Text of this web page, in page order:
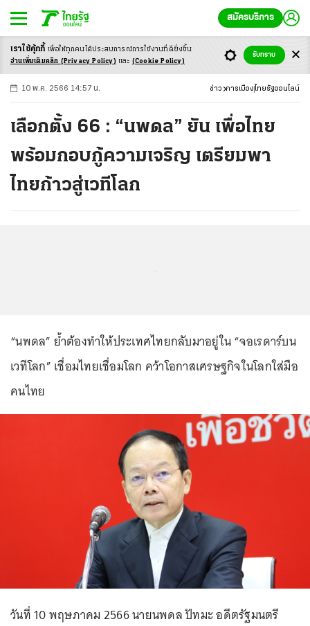
สมัครบริการ
-ก ก ก+
10 พ.ค. 2566 14:57 น. ข่าว การเมือง ไทยรัฐออนไลน์
เลือกตั้ง 66 : “นพดล” ยัน เพื่อไทย
พร้อมกอบกู้ความเจริญ เตรียมพา
ไทยก้าวสู่เวทีโลก
“นพดล” ย้ำต้องทำให้ประเทศไทยกลับมาอยู่ใน “จอเรดาร์บน
เวทีโลก” เชื่อมไทยเชื่อมโลก คว้าโอกาสเศรษฐกิจในโลกใส่มือ
คนไทย
วันที่ 10 พฤษภาคม 2566 นายนพดล ปัทมะ อดีตรัฐมนตรี
เราใช้คุ้กกี้ เพื่อให้ทุกคนได้ประสบการณ์การใช้งานที่ดียิ่งขึ้น
อ่านเพิ่มเติมคลิก (Privacy Policy) และ (Cookie Policy)
รับทราบ